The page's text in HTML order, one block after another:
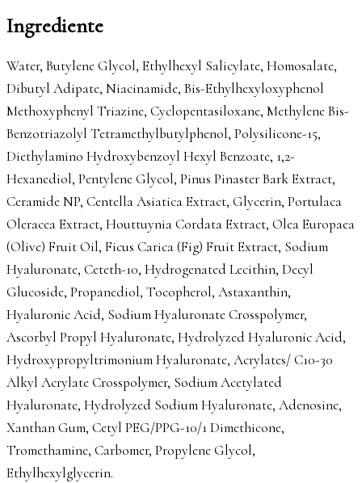
Ingrediente
Water, Butylene Glycol, Ethylhexyl Salicylate, Homosalate,
Dibutyl Adipate, Niacinamide, Bis-Ethylhexyloxyphenol
Methoxyphenyl Triazine, Cyclopentasiloxane, Methylene Bis-
Benzotriazolyl Tetramethylbutylphenol, Polysilicone-15,
Diethylamino Hydroxybenzoyl Hexyl Benzoate, 1,2-
Hexanediol, Pentylene Glycol, Pinus Pinaster Bark Extract,
Ceramide NP, Centella Asiatica Extract, Glycerin, Portulaca
Oleracea Extract, Houttuynia Cordata Extract, Olea Europaea
(Olive) Fruit Oil, Ficus Carica (Fig) Fruit Extract, Sodium
Hyaluronate, Ceteth-10, Hydrogenated Lecithin, Decyl
Glucoside, Propanediol, Tocopherol, Astaxanthin,
Hyaluronic Acid, Sodium Hyaluronate Crosspolymer,
Ascorbyl Propyl Hyaluronate, Hydrolyzed Hyaluronic Acid,
Hydroxypropyltrimonium Hyaluronate, Acrylates/ C10-30
Alkyl Acrylate Crosspolymer, Sodium Acetylated
Hyaluronate, Hydrolyzed Sodium Hyaluronate, Adenosine,
Xanthan Gum, Cetyl PEG/PPG-10/1 Dimethicone,
Tromethamine, Carbomer, Propylene Glycol,
Ethylhexylglycerin.